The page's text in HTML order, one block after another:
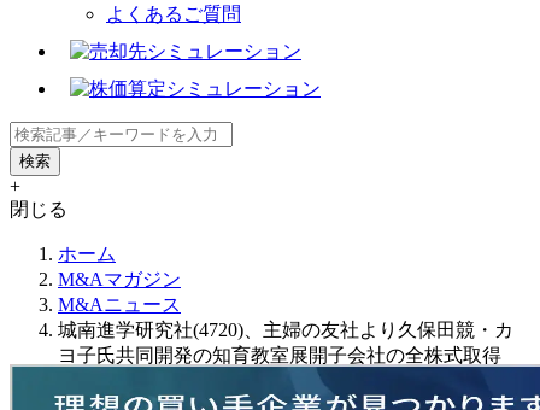
よくあるご質問
+
閉じる
ホーム
M&Aマガジン
M&Aニュース
城南進学研究社(4720)、主婦の友社より久保田競・カ
ヨ子氏共同開発の知育教室展開子会社の全株式取得